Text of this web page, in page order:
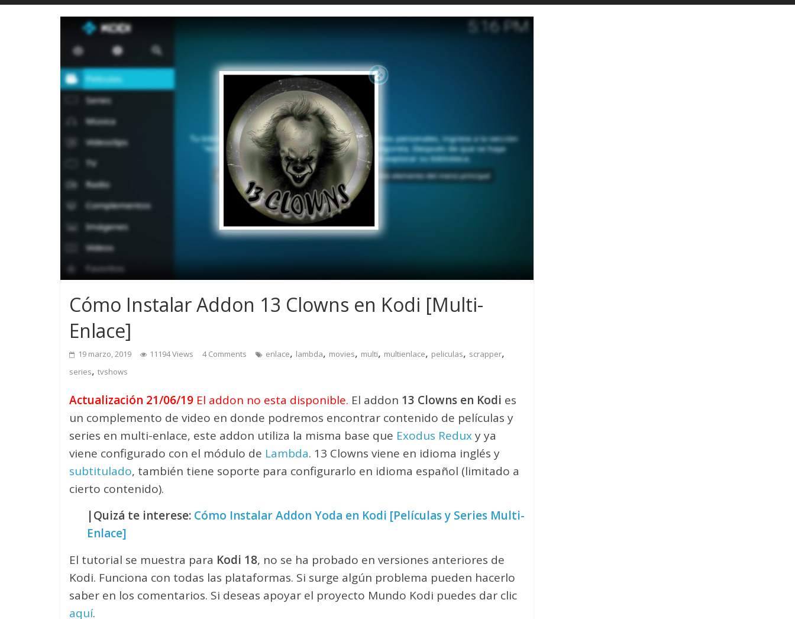
Cómo Instalar Addon 13 Clowns en Kodi [Multi-
Enlace]
19 marzo, 2019 11194 Views 4 Comments enlace, lambda, movies, multi, multienlace, peliculas, scrapper,
series, tvshows
Actualización 21/06/19 El addon no esta disponible. El addon 13 Clowns en Kodi es
un complemento de video en donde podremos encontrar contenido de películas y
series en multi-enlace, este addon utiliza la misma base que Exodus Reduxy ya
viene configurado con el módulo de Lambda. 13 Clowns viene en idioma inglés y
subtitulado, también tiene soporte para configurarlo en idioma español (limitado a
cierto contenido).
|Quizá te interese: Cómo Instalar Addon Yoda en Kodi [Películas y Series Multi-
Enlace]
El tutorial se muestra para Kodi 18, no se ha probado en versiones anteriores de
Kodi. Funciona con todas las plataformas. Si surge algún problema pueden hacerlo
saber en los comentarios. Si deseas apoyar el proyecto Mundo Kodi puedes dar clic
aquí.